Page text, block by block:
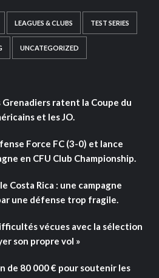
LEAGUES & CLUBS TEST SERIES
UNCATEGORIZED
ratent la Coupe du
et les JO.
Force FC (3-0) et lance
en CFU Club Championship.
Costa Rica : une campagne
une défense trop fragile.
vécues avec la sélection
son propre vol »
de 80 000 € pour soutenir les